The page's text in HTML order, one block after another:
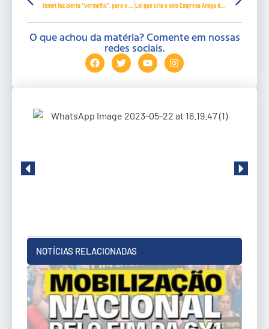
Lei que cria o selo Empresa Amiga da Amamentação
O que achou da matéria? Comente em nossas
redes sociais.
NOTÍCIAS RELACIONADAS